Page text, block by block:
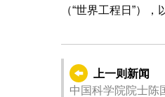
（“世界工程日”）
上一则新闻
中国科学院院士陈